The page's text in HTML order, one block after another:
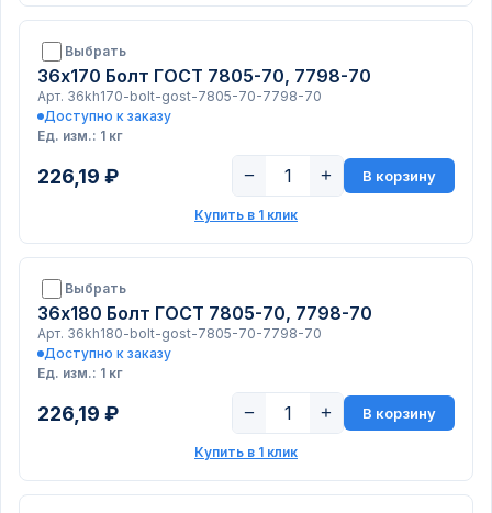
Выбрать
36х170 Болт ГОСТ 7805-70, 7798-70
Арт. 36kh170-bolt-gost-7805-70-7798-70
Доступно к заказу
Ед. изм.: 1 кг
226,19 ₽ − + В корзину
Купить в 1 клик
Выбрать
36х180 Болт ГОСТ 7805-70, 7798-70
Арт. 36kh180-bolt-gost-7805-70-7798-70
Доступно к заказу
Ед. изм.: 1 кг
226,19 ₽ − + В корзину
Купить в 1 клик